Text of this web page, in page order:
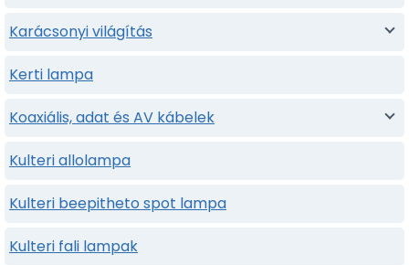
Karácsonyi világítás
Kerti lampa
Koaxiális, adat és AV kábelek
Kulteri allolampa
Kulteri beepitheto spot lampa
Kulteri fali lampak